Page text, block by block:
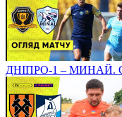
ДНІПРО-1 – МИНАЙ.